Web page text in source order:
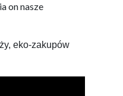
on nasze
eko-zakupów